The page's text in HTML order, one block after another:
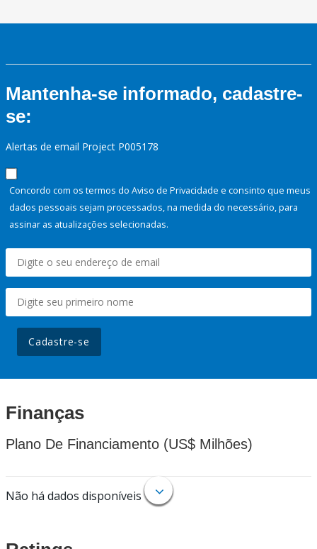
Mantenha-se informado, cadastre-
se:
Alertas de email Project P005178
Concordo com os termos do Aviso de Privacidade e consinto que meus
dados pessoais sejam processados, na medida do necessário, para
assinar as atualizações selecionadas.
Cadastre-se
Finanças
Plano De Financiamento (US$ Milhões)
Não há dados disponíveis